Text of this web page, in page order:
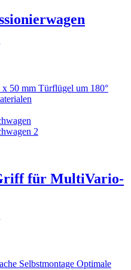
50 mm Türflügel um 180°
für MultiVario-
Selbstmontage Optimale